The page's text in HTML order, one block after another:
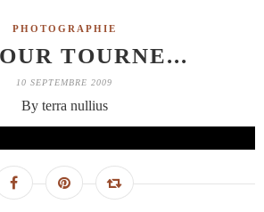
PHOTOGRAPHIE
TOURNE...
10 SEPTEMBRE 2009
By terra nullius